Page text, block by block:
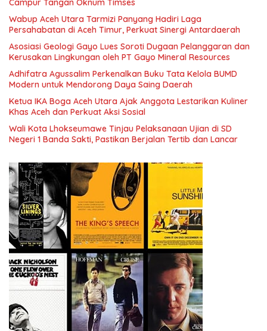
Campur Tangan Oknum Timses
Wabup Aceh Utara Tarmizi Panyang Hadiri Laga
Persahabatan di Aceh Timur, Perkuat Sinergi Antardaerah
Asosiasi Geologi Gayo Lues Soroti Dugaan Pelanggaran dan
Kerusakan Lingkungan oleh PT Gayo Mineral Resources
Adhifatra Agussalim Perkenalkan Buku Tata Kelola BUMD
Modern untuk Mendorong Daya Saing Daerah
Ketua IKA Boga Aceh Utara Ajak Anggota Lestarikan Kuliner
Khas Aceh dan Perkuat Aksi Sosial
Wali Kota Lhokseumawe Tinjau Pelaksanaan Ujian di SD
Negeri 1 Banda Sakti, Pastikan Berjalan Tertib dan Lancar